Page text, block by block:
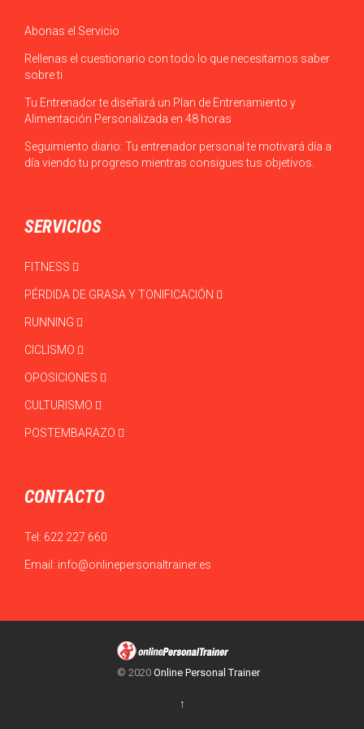
Abonas el Servicio
Rellenas el cuestionario con todo lo que necesitamos saber
sobre ti
Tu Entrenador te diseñará un Plan de Entrenamiento y
Alimentación Personalizada en 48 horas
Seguimiento diario: Tu entrenador personal te motivará día a
día viendo tu progreso mientras consigues tus objetivos.
SERVICIOS
FITNESS
PÉRDIDA DE GRASA Y TONIFICACIÓN
RUNNING
CICLISMO
OPOSICIONES
CULTURISMO
POSTEMBARAZO
CONTACTO
Tel: 622 227 660
Email: info@onlinepersonaltrainer.es
© 2020 Online Personal Trainer
↑